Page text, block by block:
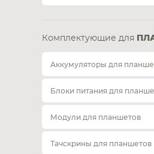
Комплектующие для
Аккумуляторы для
Блоки питания для
Модули для планшетов
Тачскрины для планшетов